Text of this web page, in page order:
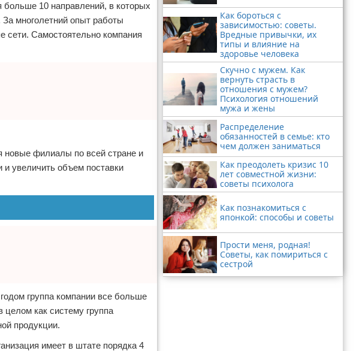
10 направлений, в которых
За многолетний опыт работы
сети. Самостоятельно компания
новые филиалы по всей стране и
увеличить объем поставки
группа компании все больше
целом как систему группа
продукции.
имеет в штате порядка 4
Как бороться с
зависимостью: советы.
Вредные привычки, их
типы и влияние на
здоровье человека
Скучно с мужем. Как
вернуть страсть в
отношения с мужем?
Психология отношений
мужа и жены
Распределение
обязанностей в семье: кто
чем должен заниматься
Как преодолеть кризис 10
лет совместной жизни:
советы психолога
Как познакомиться с
японкой: способы и советы
Прости меня, родная!
Советы, как помириться с
сестрой